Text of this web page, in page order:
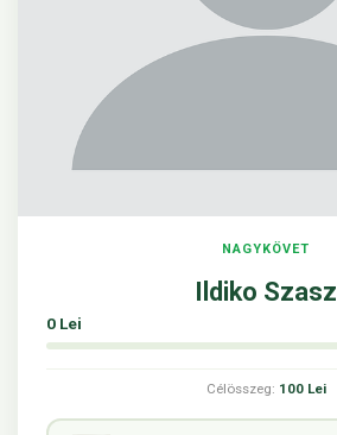
NAGYKÖVET
Ildiko Szasz
0 Lei
Célösszeg: 100 Lei